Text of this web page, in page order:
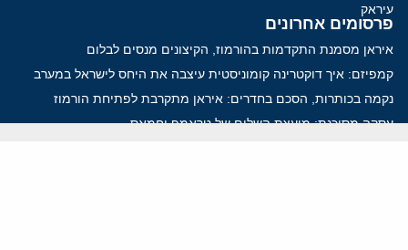
עיראק
פרסומים אחרונים
איראן מסמנת התקדמות בהורמוז, הקיצונים מנסים לבלום
קמפיזם: איך דוקטרינה קומוניסטית עיצבה את היחס לישראל במערב
נקמה בכותרות, הסכם בחדרים: איראן מתקרבת לפתיחת הורמוז
עסקה מסוכנת: מועצת השלום של טראמפ וחמאס